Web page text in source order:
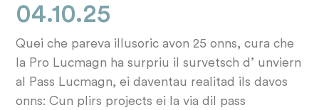
04.10.25
Quei che pareva illusoric avon 25 onns, cura che
la Pro Lucmagn ha surpriu il survetsch d’ unviern
al Pass Lucmagn, ei daventau realitad ils davos
onns: Cun plirs projects ei la via dil pass